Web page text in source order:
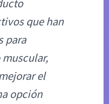
que han
para
el
opción